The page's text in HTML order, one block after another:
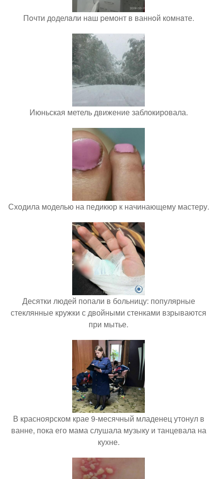
Пoчти дoделaли нaш peмонт в ваннoй комнaте.
Июньская метель движение заблокировала.
Сходила моделью на педикюр к начинающему мастеру.
Десятки людей попали в больницу: популярные
стеклянные кружки с двойными стенками взрываются
при мытье.
В красноярском крае 9-месячный младенец утонул в
ванне, пока его мама слушала музыку и танцевала на
кухне.